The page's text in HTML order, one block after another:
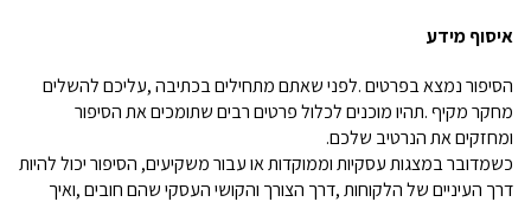
איסוףמידע
הסיפור נמצא בפרטים.לפני שאתם מתחילים בכתיבה,עליכם להשלים
מחקר מקיף.תהיו מוכנים לכלול פרטים רבים שתומכים את הסיפור
ומחזקים את הנרטיב שלכם.
כשמדובר במצגות עסקיות וממוקדות או עבור משקיעים, הסיפור יכול להיות
דרך העיניים של הלקוחות,דרך הצורך והקושי העסקי שהם חובים,ואיך